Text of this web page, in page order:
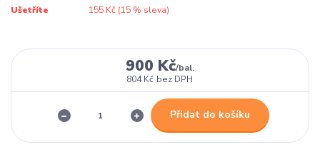
Ušetříte 155 Kč (15% sleva)
900 Kč/bal.
804 Kč bez DPH
Přidat do košíku